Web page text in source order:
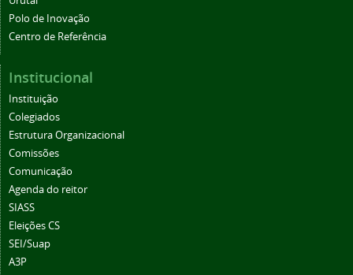
Polo de Inovação
Centro de Referência
Instituição
Colegiados
Estrutura Organizacional
Comissões
Comunicação
Agenda do reitor
SIASS
Eleições CS
SEI/Suap
A3P
Integridade